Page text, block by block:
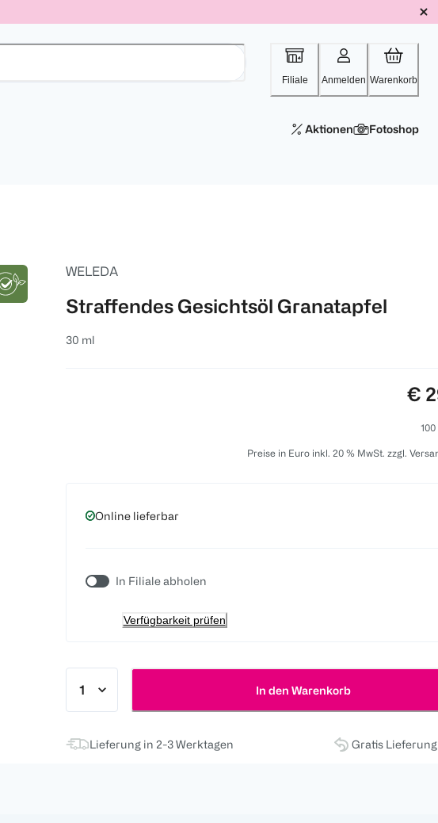
Filiale Anmelden Warenkorb
Aktionen Fotoshop
WELEDA
Straffendes Gesichtsöl Granatapfel
30 ml
€
Preise in Euro inkl. 20 % MwSt. zzgl.
Online lieferbar
In Filiale abholen
Verfügbarkeit prüfen
In den Warenkorb
Lieferung in 2-3 Werktagen Gratis